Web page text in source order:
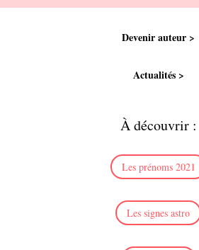
Devenir auteur >
Actualités >
À découvrir :
Les prénoms 2021
Les signes astro